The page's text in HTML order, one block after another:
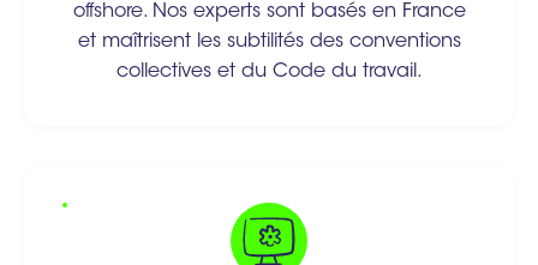
offshore. Nos experts sont basés en France
et maîtrisent les subtilités des conventions
collectives et du Code du travail.